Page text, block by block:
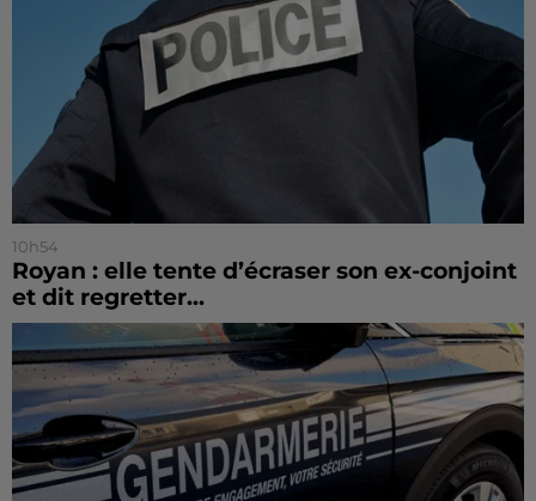
10h54
Royan : elle tente d’écraser son ex-conjoint
et dit regretter...